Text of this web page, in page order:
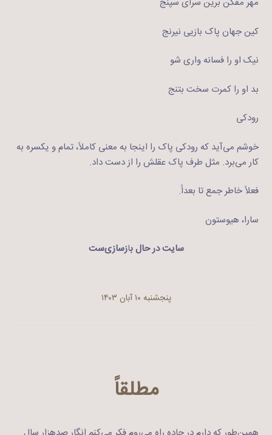
کین جهان پاک بازیی نیرنج
نیک او را فسانه واری شو
بد او را کمرت سخت بتنج
رودکی
خوشم می‌آید که رودکی پاک را اینجا به معنی کاملاً، تمام و یکسره به
کار می‌برد. مثل طرف پاک عقلش را از دست داد.
فعلاً خاطر جمع تا بعداً.
سارا، هیوستون
سایت در حال بازسازی‌ست
پنجشنبه ۱۰ آبان ۱۴۰۳
مطلقاً